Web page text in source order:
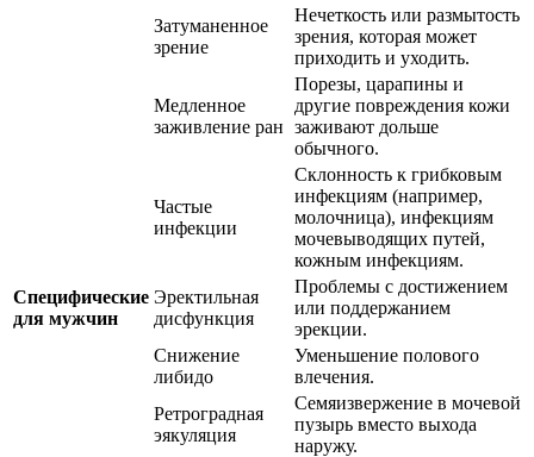
Затуманенное
зрение
Нечеткость или размытость
зрения, которая может
приходить и уходить.
Медленное
заживление ран
Порезы, царапины и
другие повреждения кожи
заживают дольше
обычного.
Частые
инфекции
Склонность к грибковым
инфекциям (например,
молочница), инфекциям
мочевыводящих путей,
кожным инфекциям.
Специфические
для мужчин
Эректильная
дисфункция
Проблемы с достижением
или поддержанием
эрекции.
Снижение
либидо
Уменьшение полового
влечения.
Ретроградная
эякуляция
Семяизвержение в мочевой
пузырь вместо выхода
наружу.